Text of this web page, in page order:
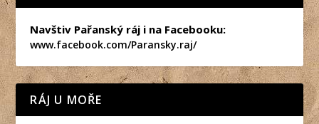
Navštiv Pařanský ráj i na Facebooku:
www.facebook.com/Paransky.raj/
RÁJ U MOŘE